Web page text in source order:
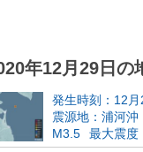
年12月29日の
発生時刻：12
震源地：浦河沖
M3.5
最大震度